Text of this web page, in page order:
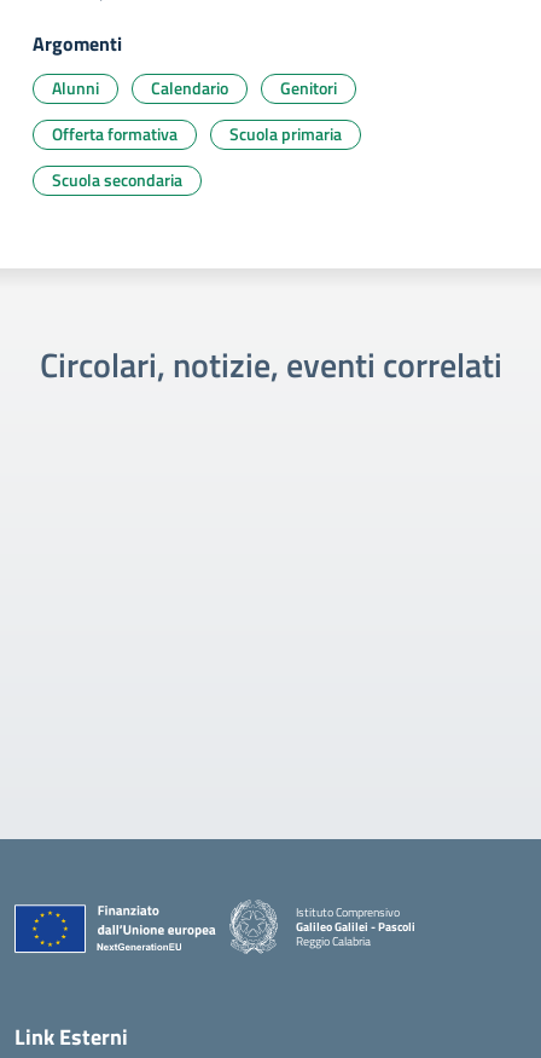
Argomenti
Alunni Calendario
Genitori
Offerta formativa
Scuola primaria
Scuola secondaria
Circolari, notizie, eventi correlati
Istituto Comprensivo
Galileo Galilei - Pascoli
Reggio Calabria
Link Esterni